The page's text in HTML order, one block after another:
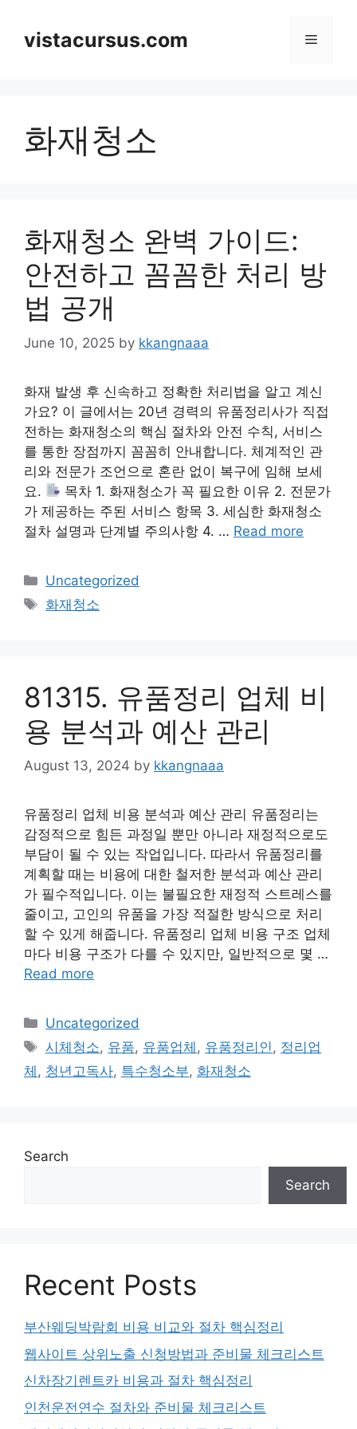
contentvistacursus.com Menu
화재청소
화재청소 완벽 가이드:
안전하고 꼼꼼한 처리 방
법 공개
June 10, 2025 by kkangnaaa
화재 발생 후 신속하고 정확한 처리법을 알고 계신
가요? 이 글에서는 20년 경력의 유품정리사가 직접
전하는 화재청소의 핵심 절차와 안전 수칙, 서비스
를 통한 장점까지 꼼꼼히 안내합니다. 체계적인 관
리와 전문가 조언으로 혼란 없이 복구에 임해 보세
요.
목차 1. 화재청소가 꼭 필요한 이유 2. 전문가
가 제공하는 주된 서비스 항목 3. 세심한 화재청소
절차 설명과 단계별 주의사항 4. … Read more
Categories
Uncategorized
Tags
화재청소
81315. 유품정리 업체 비
용 분석과 예산 관리
August 13, 2024 by kkangnaaa
유품정리 업체 비용 분석과 예산 관리 유품정리는
감정적으로 힘든 과정일 뿐만 아니라 재정적으로도
부담이 될 수 있는 작업입니다. 따라서 유품정리를
계획할 때는 비용에 대한 철저한 분석과 예산 관리
가 필수적입니다. 이는 불필요한 재정적 스트레스를
줄이고, 고인의 유품을 가장 적절한 방식으로 처리
할 수 있게 해줍니다. 유품정리 업체 비용 구조 업체
마다 비용 구조가 다를 수 있지만, 일반적으로 몇 …
Read more
Categories
Uncategorized
Tags
시체청소, 유품, 유품업체 , 유품정리인, 정리업
체 , 청년고독사, 특수청소부, 화재청소
Search
Search
Recent Posts
부산웨딩박람회 비용 비교와 절차 핵심정리
웹사이트 상위노출 신청방법과 준비물 체크리스트
신차장기렌트카 비용과 절차 핵심정리
인천운전연수 절차와 준비물 체크리스트